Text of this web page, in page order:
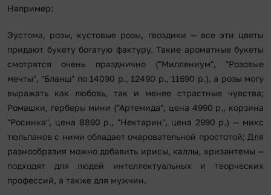
Например:
Эустома, розы, кустовые розы, гвоздики — все эти цветы
придают букету богатую фактуру. Такие ароматные букеты
смотрятся очень празднично ("Миллениум", "Розовые
мечты", "Бланш" по 14090 р., 12490 р., 11690 р.), а розы могу
выражать как любовь, так и менее страстные чувства;
Ромашки, герберы мини ("Артемида", цена 4990 р., корзина
"Росинка", цена 8890 р., "Нектарин", цена 2990 р.) — микс
тюльпанов с ними обладает очаровательной простотой; Для
разнообразия можно добавить ирисы, каллы, хризантемы —
подходят для людей интеллектуальных и творческих
профессий, а также для мужчин.